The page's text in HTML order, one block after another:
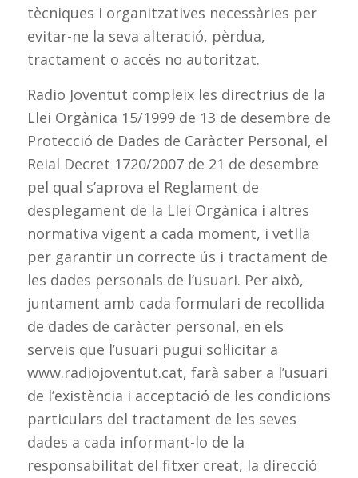
tècniques i organitzatives necessàries per
evitar-ne la seva alteració, pèrdua,
tractament o accés no autoritzat.
Radio Joventut compleix les directrius de la
Llei Orgànica 15/1999 de 13 de desembre de
Protecció de Dades de Caràcter Personal, el
Reial Decret 1720/2007 de 21 de desembre
pel qual s’aprova el Reglament de
desplegament de la Llei Orgànica i altres
normativa vigent a cada moment, i vetlla
per garantir un correcte ús i tractament de
les dades personals de l’usuari. Per això,
juntament amb cada formulari de recollida
de dades de caràcter personal, en els
serveis que l’usuari pugui sol·licitar a
www.radiojoventut.cat, farà saber a l’usuari
de l’existència i acceptació de les condicions
particulars del tractament de les seves
dades a cada informant-lo de la
responsabilitat del fitxer creat, la direcció